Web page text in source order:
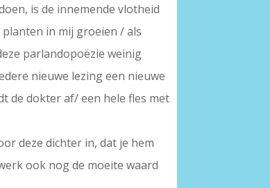
is de innemende vlotheid
planten in mij groeien / als
parlandopoëzie weinig
nieuwe lezing een nieuwe
de dokter af/ een hele fles met
deze dichter in, dat je hem
ook nog de moeite waard